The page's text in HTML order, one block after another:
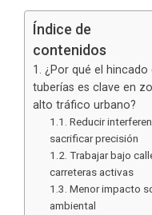
Índice de
contenidos
¿Por qué el hincado
tuberías es clave en
alto tráfico urbano?
Reducir
sacrificar precisión
Trabajar bajo
carreteras activas
Menor impacto
ambiental